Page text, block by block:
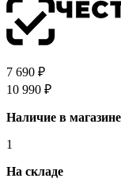
7 690 ₽
10 990 ₽
Наличие в магазине
1
На складе